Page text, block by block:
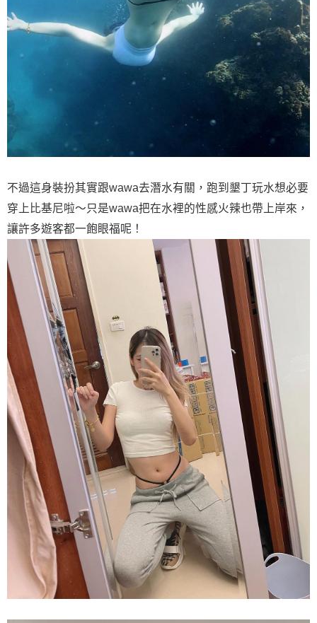
不過這身裝扮其實跟wawa去潛水有關，跑到墾丁玩水想必要
穿上比基尼啦～只是wawa把在水裡的性感火辣也帶上岸來，
讓許多遊客都一飽眼福呢！